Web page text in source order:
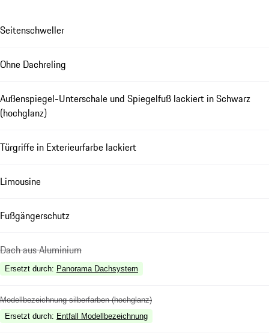
Seitenschweller
Ohne Dachreling
Außenspiegel-Unterschale und Spiegelfuß lackiert in Schwarz
(hochglanz)
Türgriffe in Exterieurfarbe lackiert
Limousine
Fußgängerschutz
Dach aus Aluminium
Ersetzt durch: Panorama Dachsystem
Modellbezeichnung silberfarben (hochglanz)
Ersetzt durch: Entfall Modellbezeichnung